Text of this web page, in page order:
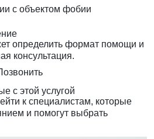
с объектом фобии
определить формат помощи и
консультация.
с этой услугой
к специалистам, которые
и помогут выбрать